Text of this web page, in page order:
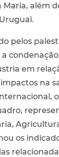
além
pelos
em
na
os